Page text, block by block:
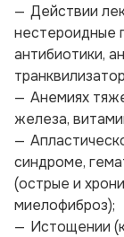
Действии
нестероидные
антибиотики,
Анемиях
железа,
синдроме,
(острые и
миелофиброз);
Истощении